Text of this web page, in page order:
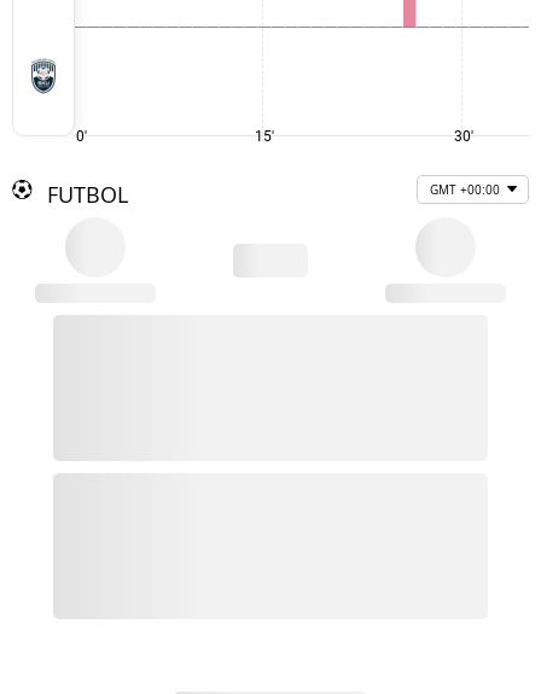
0' 15' 30'
FUTBOL GMT +00:00